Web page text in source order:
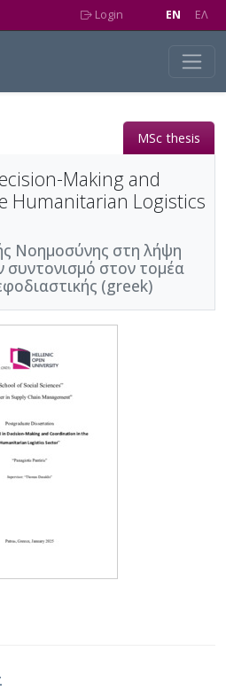
Login EN EΛ
MSc thesis
Making and
Humanitarian Logistics
Νοημοσύνης στη λήψη
στον τομέα
(greek)